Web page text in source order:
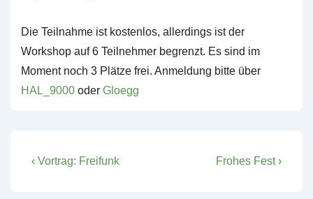
Die Teilnahme ist kostenlos, allerdings ist der
Workshop auf 6 Teilnehmer begrenzt. Es sind im
Moment noch 3 Plätze frei. Anmeldung bitte über
HAL_9000 oder Gloegg
Post
Previous
‹ Vortrag: Freifunk
Next
Frohes Fest ›